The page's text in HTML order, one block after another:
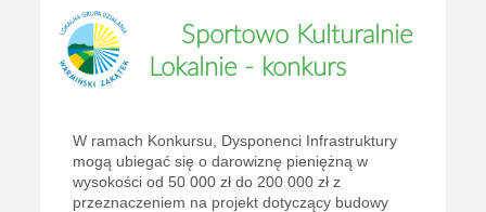
Sportowo Kulturalnie
Lokalnie - konkurs
W ramach Konkursu, Dysponenci Infrastruktury
mogą ubiegać się o darowiznę pieniężną w
wysokości od 50 000 zł do 200 000 zł z
przeznaczeniem na projekt dotyczący budowy